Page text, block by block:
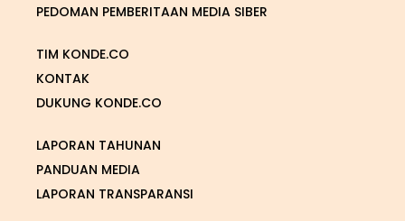
PEDOMAN PEMBERITAAN MEDIA SIBER
TIM KONDE.CO
KONTAK
DUKUNG KONDE.CO
LAPORAN TAHUNAN
PANDUAN MEDIA
LAPORAN TRANSPARANSI